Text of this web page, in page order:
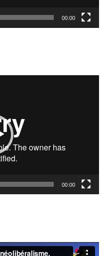
00:00
00:00